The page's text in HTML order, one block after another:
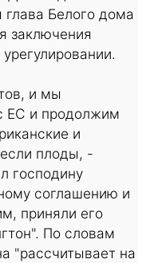
Белого дома
заключения
и мы
ЕС и продолжим
и
плоды, -
господину
соглашению и
приняли его
По словам
"рассчитывает на